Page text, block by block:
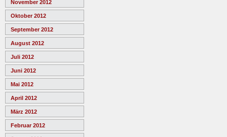
November 2012
Oktober 2012
September 2012
August 2012
Juli 2012
Juni 2012
Mai 2012
April 2012
März 2012
Februar 2012